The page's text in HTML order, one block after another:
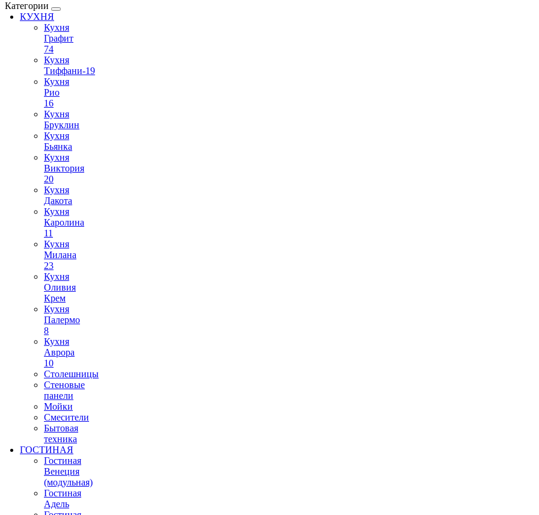
Категории
КУХНЯ
Кухня
Графит
74
Кухня
Тиффани-19
Кухня
Рио
16
Кухня
Бруклин
Кухня
Бьянка
Кухня
Виктория
20
Кухня
Дакота
Кухня
Каролина
11
Кухня
Милана
23
Кухня
Оливия
Крем
Кухня
Палермо
8
Кухня
Аврора
10
Столешницы
Стеновые
панели
Мойки
Смесители
Бытовая
техника
ГОСТИНАЯ
Гостиная
Венеция
(модульная)
Гостиная
Адель